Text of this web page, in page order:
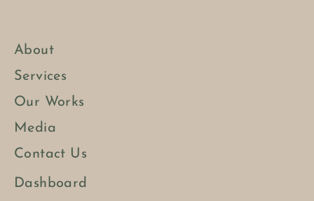
About
Services
Our Works
Media
Contact Us
Dashboard